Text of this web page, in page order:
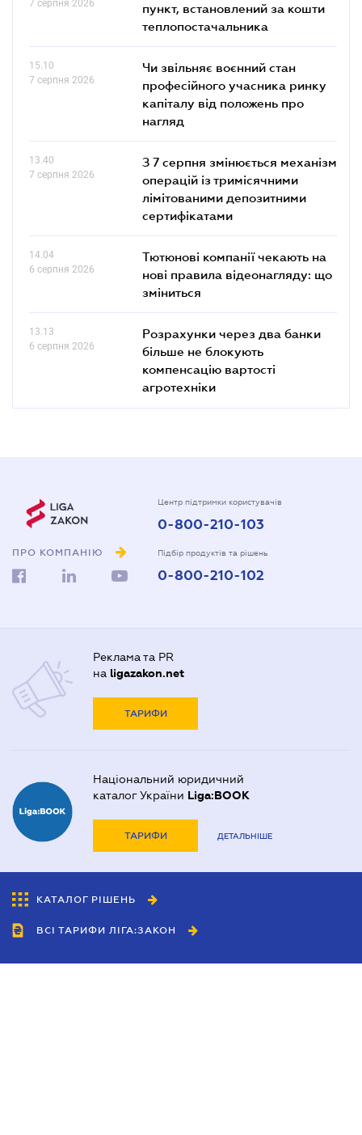
7 серпня 2026
пункт, встановлений за кошти
теплопостачальника
15.10
7 серпня 2026
Чи звільняє воєнний стан
професійного учасника ринку
капіталу від положень про
нагляд
13.40
7 серпня 2026
З 7 серпня змінюється механізм
операцій із тримісячними
лімітованими депозитними
сертифікатами
14.04
6 серпня 2026
Тютюнові компанії чекають на
нові правила відеонагляду: що
зміниться
13.13
6 серпня 2026
Розрахунки через два банки
більше не блокують
компенсацію вартості
агротехніки
ПРО КОМПАНІЮ
Центр підтримки користувачів
0-800-210-103
Підбір продуктів та рішень
0-800-210-102
Реклама та PR
на ligazakon.net
ТАРИФИ
Національний юридичний
каталог України Liga:BOOK
ТАРИФИ ДЕТАЛЬНІШЕ
КАТАЛОГ РІШЕНЬ
ВСІ ТАРИФИ ЛІГА:ЗАКОН